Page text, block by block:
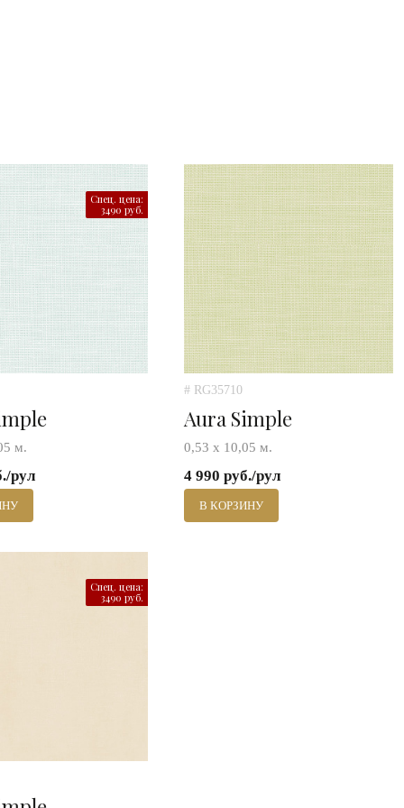
Спец. цена:
3490 руб.
м.
рул
# RG35710
Aura Simple
0,53 х 10,05 м.
4 990 руб./рул
В КОРЗИНУ
Спец. цена:
3490 руб.